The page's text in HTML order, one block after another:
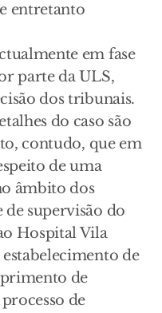
entretanto
em fase
parte da ULS,
dos tribunais.
do caso são
contudo, que em
de uma
âmbito dos
de supervisão do
Hospital Vila
de
de
de